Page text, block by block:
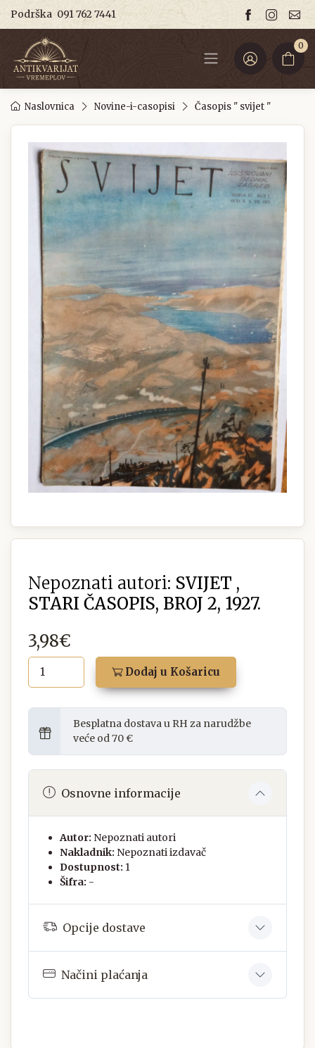
Podrška 091 762 7441
0
Naslovnica Novine-i-casopisi Časopis " svijet "
Nepoznati autori: SVIJET ,
STARI ČASOPIS, BROJ 2, 1927.
3,98€
Dodaj u Košaricu
Besplatna dostava u RH za narudžbe
veće od 70 €
Osnovne informacije
Autor: Nepoznati autori
Nakladnik: Nepoznati izdavač
Dostupnost: 1
Šifra: -
Opcije dostave
Načini plaćanja